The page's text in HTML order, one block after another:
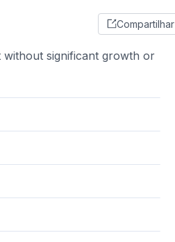
Compartilhar
without significant growth or